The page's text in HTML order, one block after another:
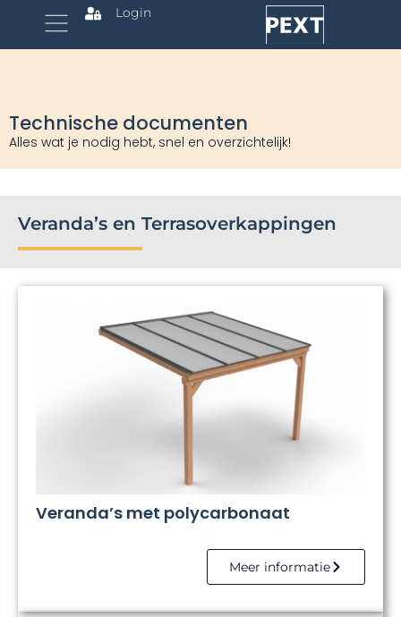
Login
Technische documenten
Alles wat je nodig hebt, snel en overzichtelijk!
Veranda’s en Terrasoverkappingen
Veranda’s met polycarbonaat
Meer informatie